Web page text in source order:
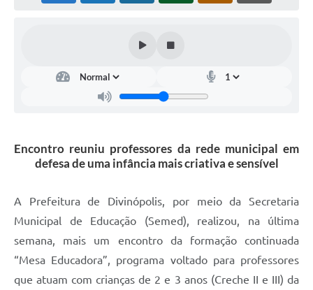
Encontro reuniu professores da rede municipal em
defesa de uma infância mais criativa e sensível
A Prefeitura de Divinópolis, por meio da Secretaria
Municipal de Educação (Semed), realizou, na última
semana, mais um encontro da formação continuada
“Mesa Educadora”, programa voltado para professores
que atuam com crianças de 2 e 3 anos (Creche II e III) da